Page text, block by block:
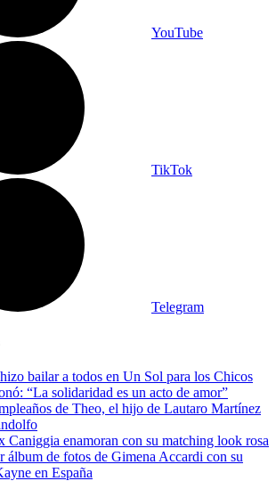
YouTube
TikTok
Telegram
bailar a todos en Un Sol para los Chicos
“La solidaridad es un acto de amor”
de Theo, el hijo de Lautaro Martínez
Caniggia enamoran con su matching look rosa
álbum de fotos de Gimena Accardi con su
en España